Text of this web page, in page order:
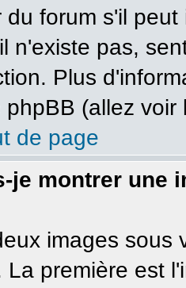
du forum s'il
n'existe pas,
Plus
(allez
de page
je montrer une
images sous
La première est